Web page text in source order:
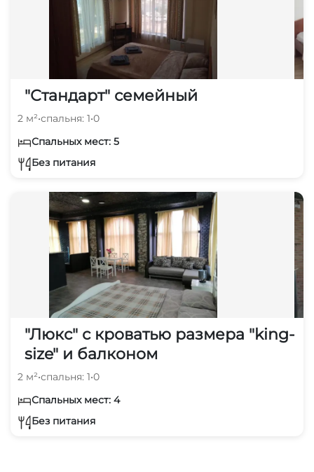
"Стандарт" семейный
2 м²•спальня: 1•0
Спальных мест: 5
Без питания
"Люкс" с кроватью размера "king-
size" и балконом
2 м²•спальня: 1•0
Спальных мест: 4
Без питания